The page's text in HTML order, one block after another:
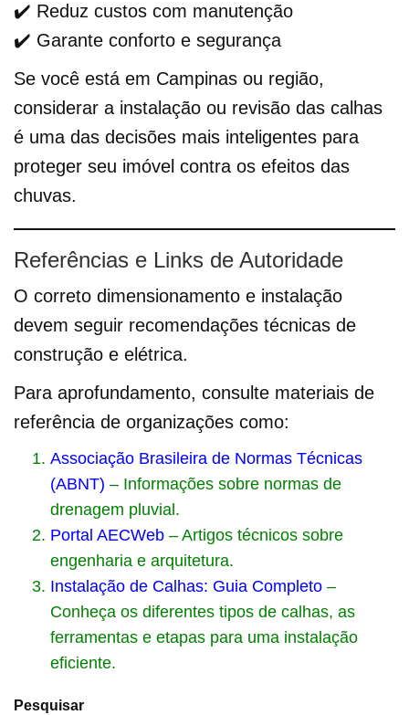
✔️ Reduz custos com manutenção
✔️ Garante conforto e segurança
Se você está em Campinas ou região,
considerar a instalação ou revisão das calhas
é uma das decisões mais inteligentes para
proteger seu imóvel contra os efeitos das
chuvas.
Referências e Links de Autoridade
O correto dimensionamento e instalação
devem seguir recomendações técnicas de
construção e elétrica.
Para aprofundamento, consulte materiais de
referência de organizações como:
Associação Brasileira de Normas Técnicas
(ABNT) – Informações sobre normas de
drenagem pluvial.
Portal AECWeb – Artigos técnicos sobre
engenharia e arquitetura.
Instalação de Calhas: Guia Completo –
Conheça os diferentes tipos de calhas, as
ferramentas e etapas para uma instalação
eficiente.
Pesquisar